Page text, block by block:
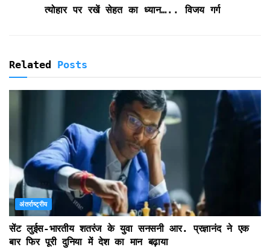
l
त्योहार पर रखें सेहत का ध्यान….. विजय गर्ग
Related Posts
अंतर्राष्ट्रीय
सेंट लुईस-भारतीय शतरंज के युवा सनसनी आर. प्रज्ञानंद ने एक
बार फिर पूरी दुनिया में देश का मान बढ़ाया